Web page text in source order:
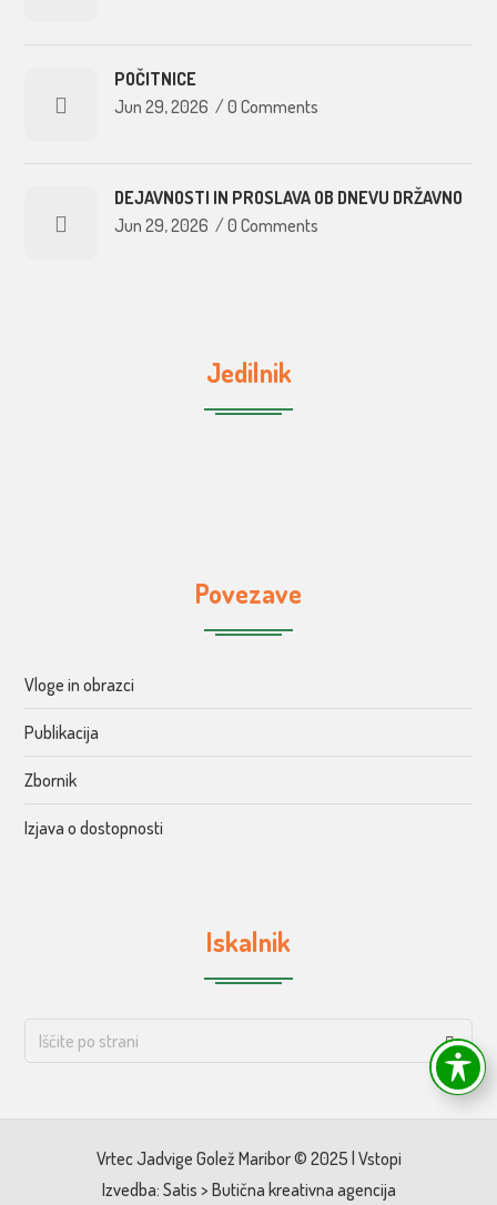
POČITNICE
Jun 29, 2026 /0 Comments
DEJAVNOSTI IN PROSLAVA OB DNEVU DRŽAVNO
Jun 29, 2026 /0 Comments
Jedilnik
Povezave
Vloge in obrazci
Publikacija
Zbornik
Izjava o dostopnosti
Iskalnik
Vrtec Jadvige Golež Maribor © 2025 | Vstopi
Izvedba: Satis > Butična kreativna agencija